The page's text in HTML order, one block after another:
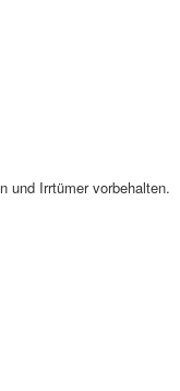
und Irrtümer vorbehalten.